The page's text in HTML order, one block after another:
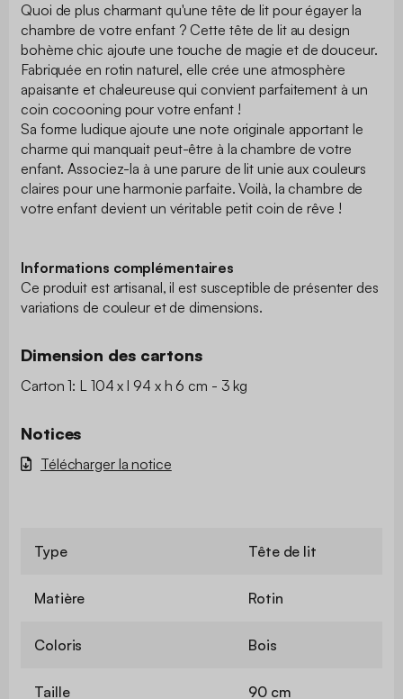
Quoi de plus charmant qu'une tête de lit pour égayer la
chambre de votre enfant ? Cette tête de lit au design
bohème chic ajoute une touche de magie et de douceur.
Fabriquée en rotin naturel, elle crée une atmosphère
apaisante et chaleureuse qui convient parfaitement à un
coin cocooning pour votre enfant !
Sa forme ludique ajoute une note originale apportant le
charme qui manquait peut-être à la chambre de votre
enfant. Associez-la à une parure de lit unie aux couleurs
claires pour une harmonie parfaite. Voilà, la chambre de
votre enfant devient un véritable petit coin de rêve !
Informations complémentaires
Ce produit est artisanal, il est susceptible de présenter des
variations de couleur et de dimensions.
Dimension des cartons
Carton 1: L 104 x l 94 x h 6 cm - 3 kg
Notices
Télécharger la notice
Type Tête de lit
Matière Rotin
Coloris Bois
Taille 90 cm